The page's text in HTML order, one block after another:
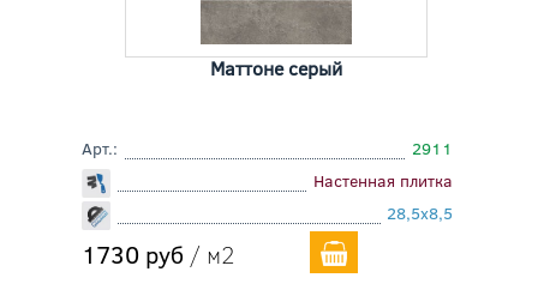
Маттоне серый
Арт.:
2911
Настенная плитка
28,5x8,5
1730 руб / м2